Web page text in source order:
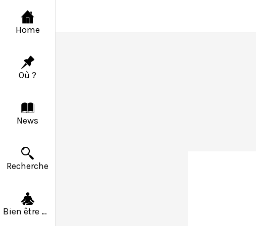
Home
Où ?
News
Recherche
Bien être & Solidarité